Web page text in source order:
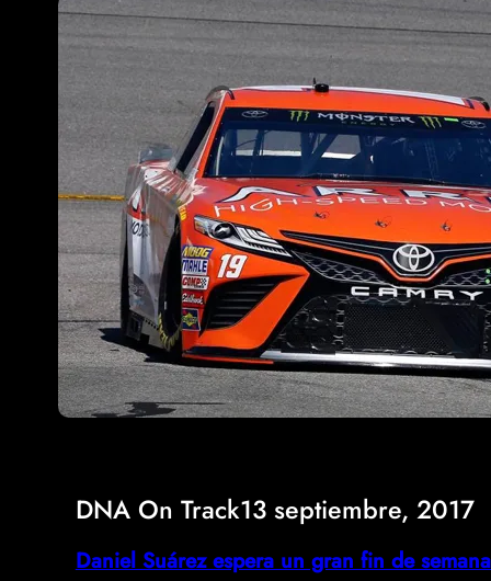
DNA On Track13 septiembre, 2017
Daniel Suárez espera un gran fin de